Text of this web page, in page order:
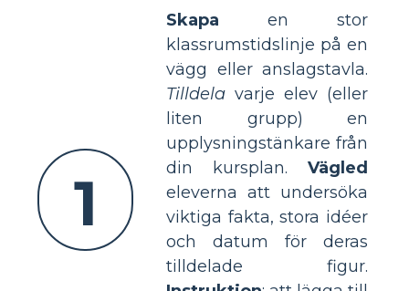
1
Skapa en stor
klassrumstidslinje på en
vägg eller anslagstavla.
Tilldela varje elev (eller
liten grupp) en
upplysningstänkare från
din kursplan. Vägled
eleverna att undersöka
viktiga fakta, stora idéer
och datum för deras
tilldelade figur.